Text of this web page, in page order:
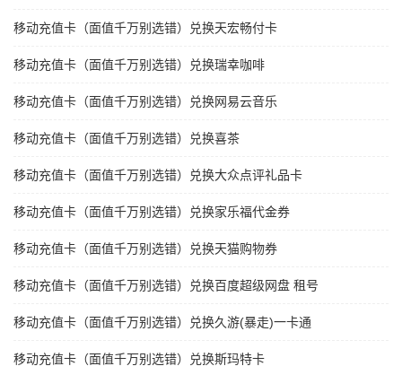
移动充值卡（面值千万别选错）兑换天宏畅付卡
移动充值卡（面值千万别选错）兑换瑞幸咖啡
移动充值卡（面值千万别选错）兑换网易云音乐
移动充值卡（面值千万别选错）兑换喜茶
移动充值卡（面值千万别选错）兑换大众点评礼品卡
移动充值卡（面值千万别选错）兑换家乐福代金券
移动充值卡（面值千万别选错）兑换天猫购物券
移动充值卡（面值千万别选错）兑换百度超级网盘 租号
移动充值卡（面值千万别选错）兑换久游(暴走)一卡通
移动充值卡（面值千万别选错）兑换斯玛特卡